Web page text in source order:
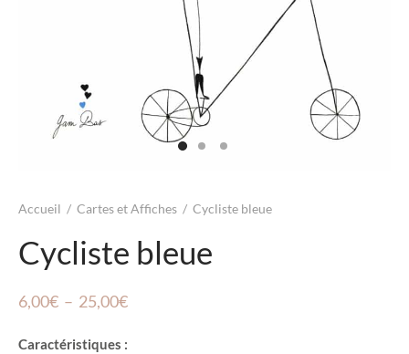
Accueil / Cartes et Affiches / Cycliste bleue
Cycliste bleue
6,00€ – 25,00€Plage
Caractéristiques :